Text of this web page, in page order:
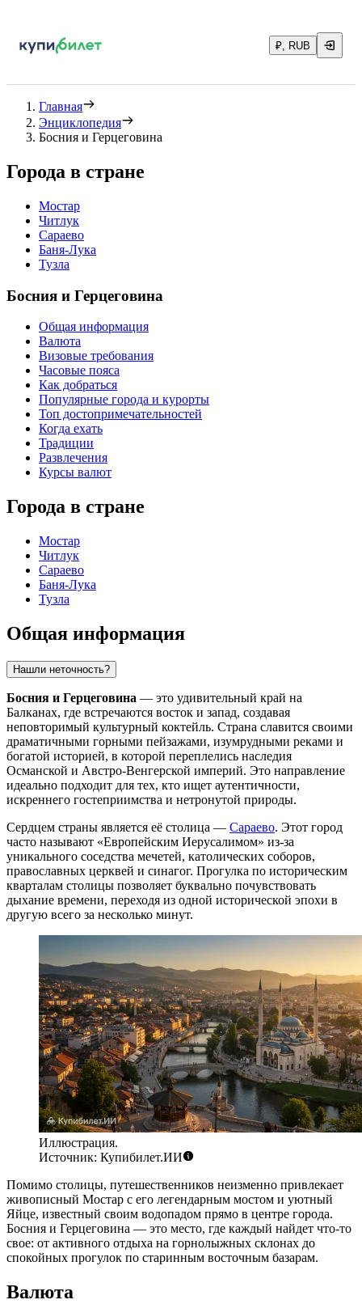
₽, RUB
Главная
Энциклопедия
Босния и Герцеговина
Города в стране
Мостар
Читлук
Сараево
Баня-Лука
Тузла
Босния и Герцеговина
Общая информация
Валюта
Визовые требования
Часовые пояса
Как добраться
Популярные города и курорты
Топ достопримечательностей
Когда ехать
Традиции
Развлечения
Курсы валют
Города в стране
Мостар
Читлук
Сараево
Баня-Лука
Тузла
Общая информация
Нашли неточность?
Босния и Герцеговина — это удивительный край на
Балканах, где встречаются восток и запад, создавая
неповторимый культурный коктейль. Страна славится своими
драматичными горными пейзажами, изумрудными реками и
богатой историей, в которой переплелись наследия
Османской и Австро-Венгерской империй. Это направление
идеально подходит для тех, кто ищет аутентичности,
искреннего гостеприимства и нетронутой природы.
Сердцем страны является её столица — Сараево. Этот город
часто называют «Европейским Иерусалимом» из-за
уникального соседства мечетей, католических соборов,
православных церквей и синагог. Прогулка по историческим
кварталам столицы позволяет буквально почувствовать
дыхание времени, переходя из одной исторической эпохи в
другую всего за несколько минут.
Иллюстрация.
Источник: Купибилет.ИИ
Помимо столицы, путешественников неизменно привлекает
живописный Мостар с его легендарным мостом и уютный
Яйце, известный своим водопадом прямо в центре города.
Босния и Герцеговина — это место, где каждый найдет что-то
свое: от активного отдыха на горнолыжных склонах до
спокойных прогулок по старинным восточным базарам.
Валюта